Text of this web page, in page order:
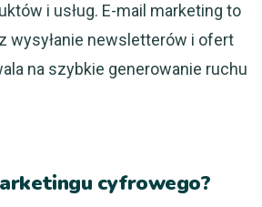
i usług. E-mail marketing to
wysyłanie newsletterów i ofert
na szybkie generowanie ruchu
cyfrowego?